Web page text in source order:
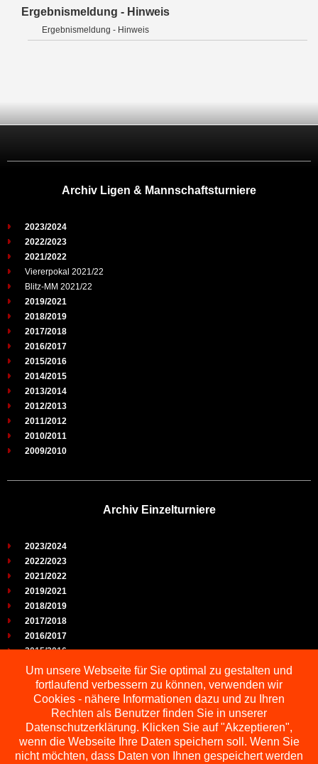
Ergebnismeldung - Hinweis
Ergebnismeldung - Hinweis
Archiv Ligen & Mannschaftsturniere
2023/2024
2022/2023
2021/2022
Viererpokal 2021/22
Blitz-MM 2021/22
2019/2021
2018/2019
2017/2018
2016/2017
2015/2016
2014/2015
2013/2014
2012/2013
2011/2012
2010/2011
2009/2010
Archiv Einzelturniere
2023/2024
2022/2023
2021/2022
2019/2021
2018/2019
2017/2018
2016/2017
2015/2016
2014/2015
2013/2014
2012/2013
2011/2012
2010/2011
2009/2010
Um unsere Webseite für Sie optimal zu gestalten und
fortlaufend verbessern zu können, verwenden wir
Cookies - nähere Informationen dazu und zu Ihren
Rechten als Benutzer finden Sie in unserer
Datenschutzerklärung. Klicken Sie auf "Akzeptieren",
wenn die Webseite Ihre Daten speichern soll. Wenn Sie
nicht möchten, dass Daten von Ihnen gespeichert werden